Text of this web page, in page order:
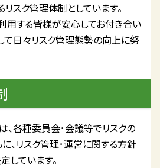
スク管理体制としています。
用する皆様が安心してお付き合い
て日々リスク管理態勢の向上に努
、各種委員会･会議等でリスクの
、リスク管理･運営に関する方針
しています。